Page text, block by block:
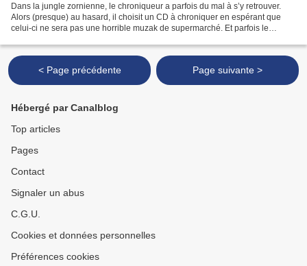
Dans la jungle zornienne, le chroniqueur a parfois du mal à s’y retrouver.
Alors (presque) au hasard, il choisit un CD à chroniquer en espérant que
celui-ci ne sera pas une horrible muzak de supermarché. Et parfois le
< Page précédente Page suivante >
Hébergé par Canalblog
Top articles
Pages
Contact
Signaler un abus
C.G.U.
Cookies et données personnelles
Préférences cookies